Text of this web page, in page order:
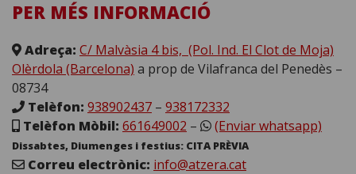
PER MÉS INFORMACIÓ
Adreça: C/ Malvàsia 4 bis, (Pol. Ind. El Clot de Moja)
Olèrdola (Barcelona) a prop de Vilafranca del Penedès –
08734
Telèfon: 938902437 – 938172332
Telèfon Mòbil: 661649002 – (Enviar whatsapp)
Dissabtes, Diumenges i festius: CITA PRÈVIA
Correu electrònic: info@atzera.cat